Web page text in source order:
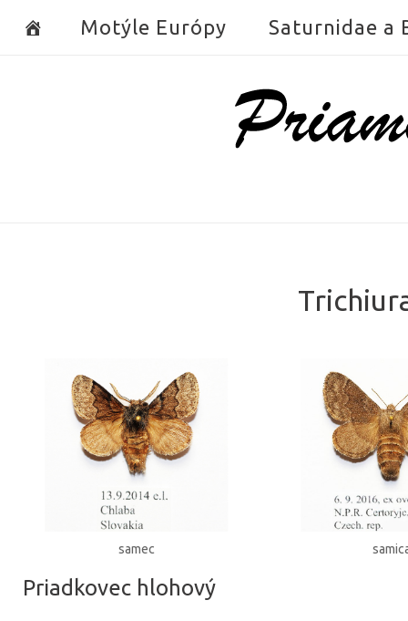
Motýle Európy Saturnidae a
Home
samec
Priadkovec hlohový